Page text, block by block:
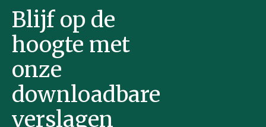
Blijf op de
hoogte met
onze
downloadbare
verslagen